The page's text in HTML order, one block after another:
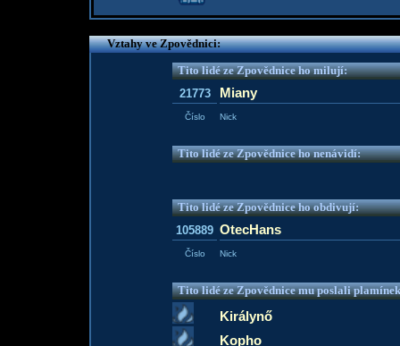
Vztahy ve Zpovědnici:
Tito lidé ze Zpovědnice ho milují:
21773
Miany
Číslo Nick
Tito lidé ze Zpovědnice ho nenávidí:
Tito lidé ze Zpovědnice ho obdivují:
105889 OtecHans
Číslo Nick
Tito lidé ze Zpovědnice mu poslali
Királynő
Kopho